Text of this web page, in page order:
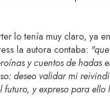
lo tenía muy claro, ya
la autora contaba:
y cuentos de hadas
deseo validar mi
futuro, y expreso para